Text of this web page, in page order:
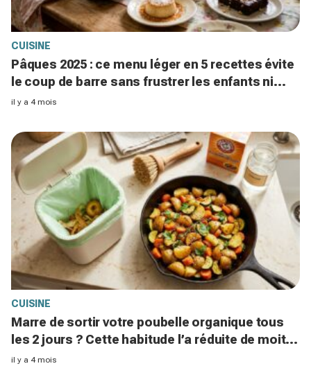
CUISINE
Pâques 2025 : ce menu léger en 5 recettes évite
le coup de barre sans frustrer les enfants ni
ruiner votre week-end
il y a 4 mois
CUISINE
Marre de sortir votre poubelle organique tous
les 2 jours ? Cette habitude l’a réduite de moitié
et fait fuir les odeurs
il y a 4 mois